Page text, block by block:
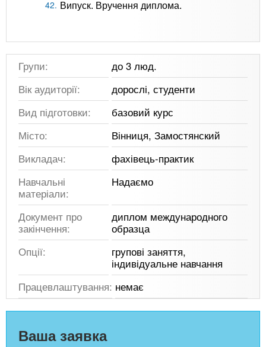
Випуск. Вручення диплома.
Групи:
до 3 люд.
Вік аудиторії:
дорослі, студенти
Вид підготовки:
базовий курс
Місто:
Вінниця, Замостянский
Викладач:
фахівець-практик
Навчальні
матеріали:
Надаємо
Документ про
закінчення:
диплом международного
образца
Опції:
групові заняття,
індивідуальне навчання
Працевлаштування: немає
Ваша заявка